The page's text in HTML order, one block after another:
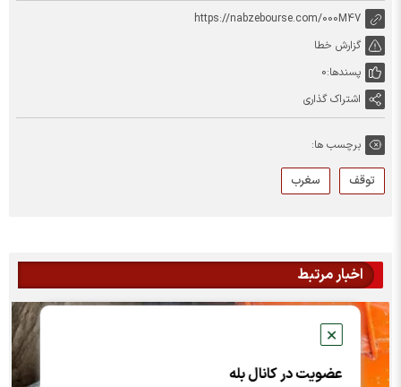
✕
عضویت در کانال بله
https://nabzebourse.com/000M47
گزارش خطا
پسندها:0
اشتراک گذاری
برچسب ها:
توقف سغرب
اخبار مرتبط